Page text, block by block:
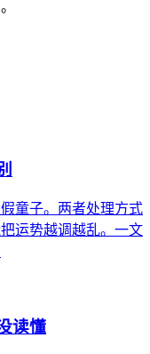
童子。两者处理方式
运势越调越乱。一文
读懂